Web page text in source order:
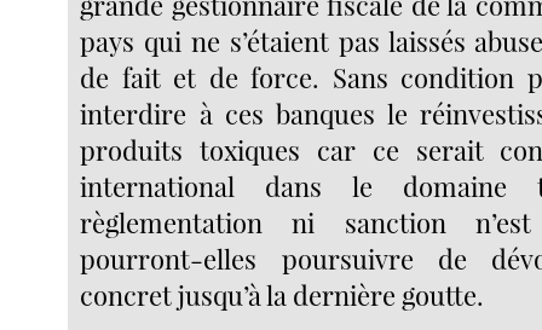
pays qui ne s’étaient pas laissés
de fait et de force. Sans condition
interdire à ces banques le
produits toxiques car ce serait
international dans le domaine
règlementation ni sanction
pourront-elles poursuivre de
concret jusqu’à la dernière goutte.